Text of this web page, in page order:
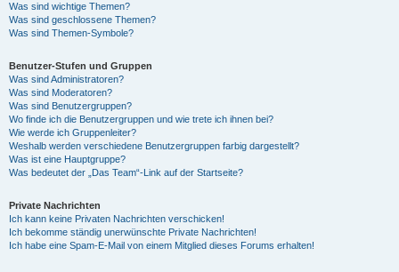
Was sind wichtige Themen?
Was sind geschlossene Themen?
Was sind Themen-Symbole?
Benutzer-Stufen und Gruppen
Was sind Administratoren?
Was sind Moderatoren?
Was sind Benutzergruppen?
Wo finde ich die Benutzergruppen und wie trete ich ihnen bei?
Wie werde ich Gruppenleiter?
Weshalb werden verschiedene Benutzergruppen farbig dargestellt?
Was ist eine Hauptgruppe?
Was bedeutet der „Das Team“-Link auf der Startseite?
Private Nachrichten
Ich kann keine Privaten Nachrichten verschicken!
Ich bekomme ständig unerwünschte Private Nachrichten!
Ich habe eine Spam-E-Mail von einem Mitglied dieses Forums erhalten!